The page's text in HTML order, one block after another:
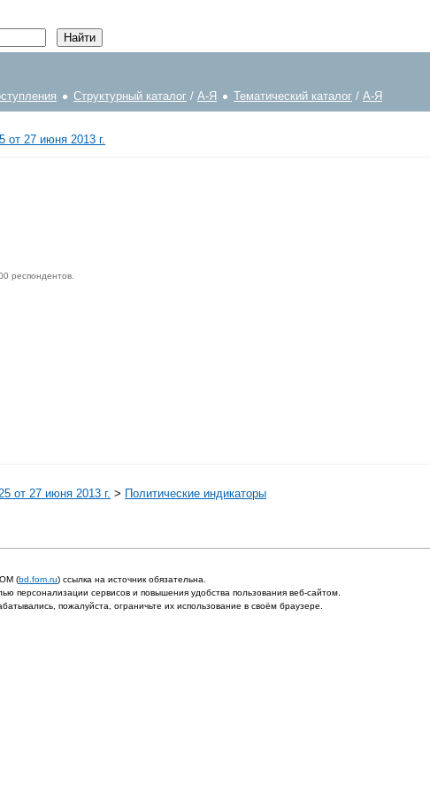
Структурный каталог / А-Я Тематический каталог / А-Я
от 27 июня 2013 г.
респондентов.
от 27 июня 2013 г. > Политические индикаторы
(bd.fom.ru) ссылка на источник обязательна.
сервисов и повышения удобства пользования веб-сайтом.
пожалуйста, ограничьте их использование в своём браузере.